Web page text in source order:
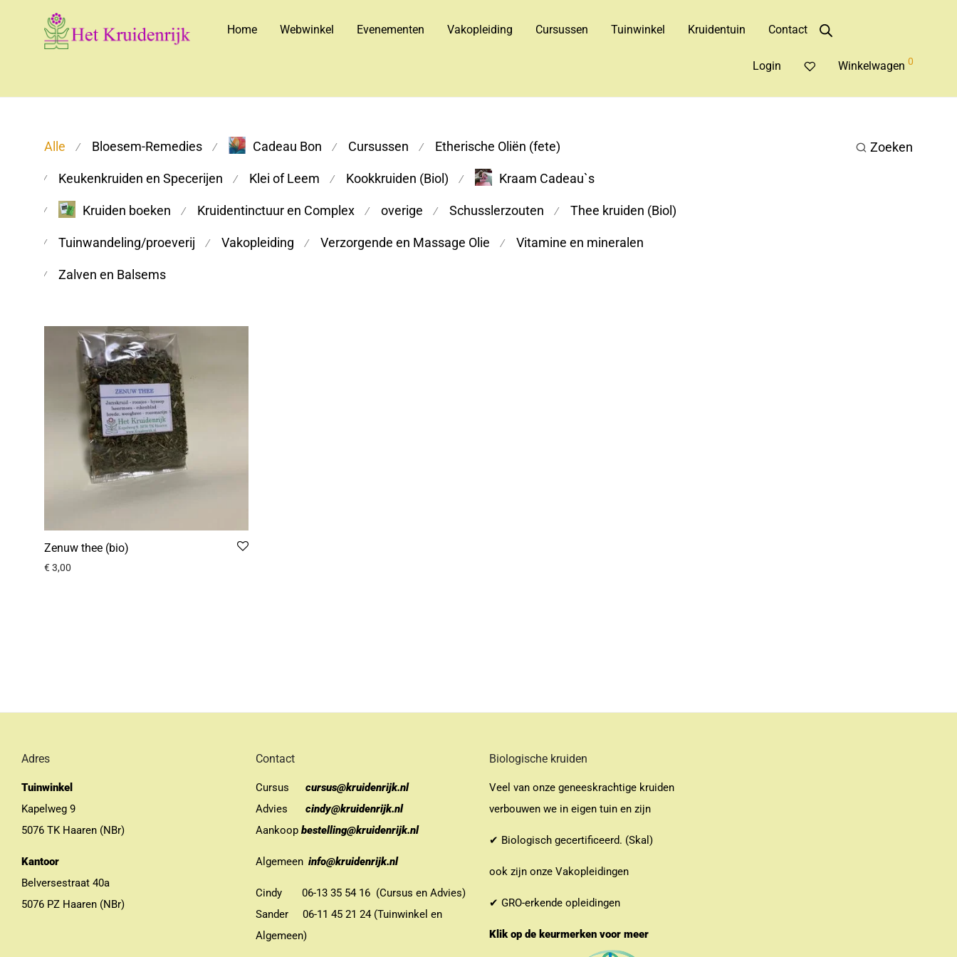
Home Webwinkel Evenementen Vakopleiding Cursussen Tuinwinkel Kruidentuin Contact
Login Winkelwagen 0
Zoeken
Alle ⁄ Bloesem-Remedies ⁄ Cadeau Bon ⁄ Cursussen ⁄ Etherische Oliën (fete)
⁄ Keukenkruiden en Specerijen ⁄ Klei of Leem ⁄ Kookkruiden (Biol) ⁄ Kraam Cadeau`s
⁄ Kruiden boeken ⁄ Kruidentinctuur en Complex ⁄ overige ⁄ Schusslerzouten ⁄ Thee kruiden (Biol)
⁄ Tuinwandeling/proeverij ⁄ Vakopleiding ⁄ Verzorgende en Massage Olie ⁄ Vitamine en mineralen
⁄ Zalven en Balsems
Zenuw thee (bio)
€3,00
Adres
Tuinwinkel
Kapelweg 9
5076 TK Haaren (NBr)
Kantoor
Belversestraat 40a
5076 PZ Haaren (NBr)
Contact
Cursus
cursus@kruidenrijk.nl
Advies
cindy@kruidenrijk.nl
Aankoop bestelling@kruidenrijk.nl
Algemeen info@kruidenrijk.nl
Cindy 06-13 35 54 16 (Cursus en Advies)
Sander 06-11 45 21 24 (Tuinwinkel en
Algemeen)
Biologische kruiden
Veel van onze geneeskrachtige kruiden
verbouwen we in eigen tuin en zijn
✔ Biologisch gecertificeerd. (Skal)
ook zijn onze Vakopleidingen
✔ GRO-erkende opleidingen
Klik op de keurmerken voor meer